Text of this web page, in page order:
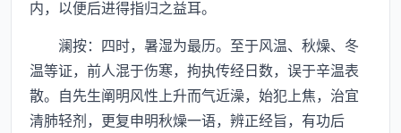
内，以便后进得指归之益耳。
澜按：四时，暑湿为最历。至于风温、秋燥、冬
温等证，前人混于伤寒，拘执传经日数，误于辛温表
散。自先生阐明风性上升而气近澡，始犯上焦，治宜
清肺轻剂，更复申明秋燥一语，辨正经旨，有功后